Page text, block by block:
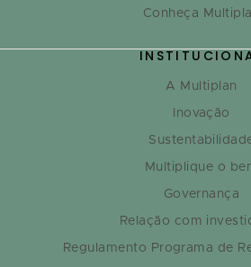
Conheça
A Multiplan
Inovação
Multiplique o
Governança
Relação com
Regulamento Programa de